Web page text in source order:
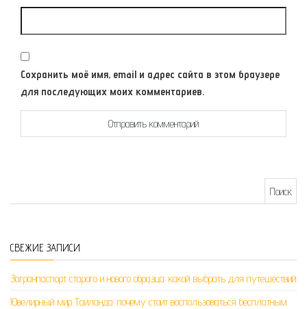
Сохранить моё имя, email и адрес сайта в этом браузере
для последующих моих комментариев.
СВЕЖИЕ ЗАПИСИ
Загранпаспорт старого и нового образца: какой выбрать для путешествий
Ювелирный мир Таиланда: почему стоит воспользоваться бесплатным